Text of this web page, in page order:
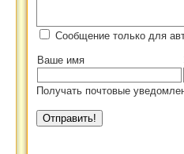
Сообщение только для
Ваше имя
Получать почтовые